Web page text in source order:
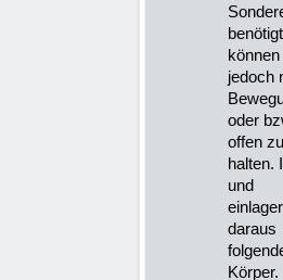
können
jedoch
oder
offen zu
halten.
und
daraus
Körper.